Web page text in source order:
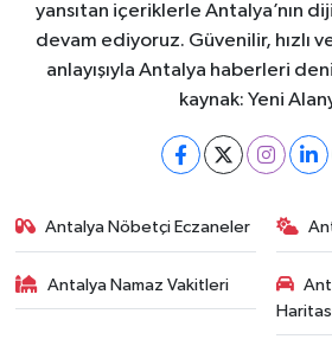
yansıtan içeriklerle Antalya’nın
devam ediyoruz. Güvenilir, hızlı
anlayışıyla Antalya haberleri
kaynak: Yeni
Antalya Nöbetçi Eczaneler
Antalya Namaz Vakitleri